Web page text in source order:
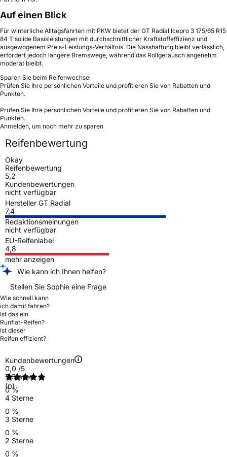
Auf einen Blick
Für winterliche Alltagsfahrten mit PKW bietet der GT Radial Icepro 3 175/65 R15
84 T solide Basisleistungen mit durchschnittlicher Kraftstoffeffizienz und
ausgewogenem Preis-Leistungs-Verhältnis. Die Nasshaftung bleibt verlässlich,
erfordert jedoch längere Bremswege, während das Rollgeräusch angenehm
moderat bleibt.
Sparen Sie beim Reifenwechsel
Prüfen Sie Ihre persönlichen Vorteile und profitieren Sie von Rabatten und
Punkten.
Prüfen Sie Ihre persönlichen Vorteile und profitieren Sie von Rabatten und
Punkten.
Anmelden, um noch mehr zu sparen
Reifenbewertung
Okay
Reifenbewertung
5,2
Kundenbewertungen
nicht verfügbar
Hersteller GT Radial
7,4
Redaktionsmeinungen
nicht verfügbar
EU-Reifenlabel
4,8
mehr anzeigen
Wie kann ich Ihnen helfen?
Stellen Sie Sophie eine Frage
Wie schnell kann
ich damit fahren?
Ist das ein
Runflat-Reifen?
Ist dieser
Reifen effizient?
Kundenbewertungen
0,0 /5
(0)
5 Sterne
0 %
4 Sterne
0 %
3 Sterne
0 %
2 Sterne
0 %